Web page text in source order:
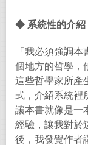
◆ 系統性的介
「我必須強調
個地方的哲學，
這些哲學家所產
式，介紹系統裡
讓本書就像是一
經驗，讓我對於
後，我發覺作者